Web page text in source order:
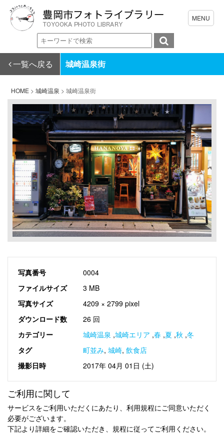
一覧へ戻る 城崎温泉街
HOME > 城崎温泉 > 城崎温泉街
写真番号
0004
ファイルサイズ
3 MB
写真サイズ
4209 × 2799 pixel
ダウンロード数
26 回
カテゴリー
城崎温泉 ,城崎エリア ,春 ,夏 ,秋 ,冬
タグ
町並み, 城崎, 飲食店
撮影日時
2017年 04月 01日 (土)
ご利用に関して
サービスをご利用いただくにあたり、利用規程にご同意いただく
必要がございます。
下記より詳細をご確認いただき、規程に従ってご利用ください。